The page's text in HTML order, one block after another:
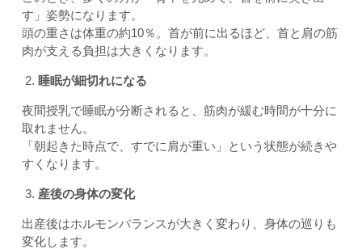
す」姿勢になります。
頭の重さは体重の約10％。首が前に出るほど、首と肩の筋
肉が支える負担は大きくなります。
2. 睡眠が細切れになる
夜間授乳で睡眠が分断されると、筋肉が緩む時間が十分に
取れません。
「朝起きた時点で、すでに肩が重い」という状態が続きや
すくなります。
3. 産後の身体の変化
出産後はホルモンバランスが大きく変わり、身体の巡りも
変化します。